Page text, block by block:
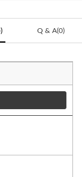
Q & A(0)